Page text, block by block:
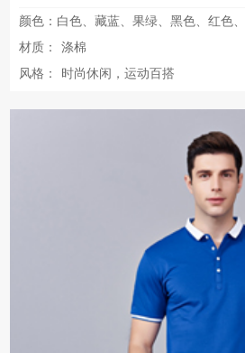
颜色：白色、藏蓝、果绿、黑色、红色
材质：
涤棉
风格：
时尚休闲，运动百搭